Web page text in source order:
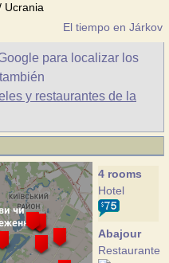
Ucrania
El tiempo en Járkov
para localizar los
y restaurantes de la
4 rooms
Hotel
Abajour
Restaurante